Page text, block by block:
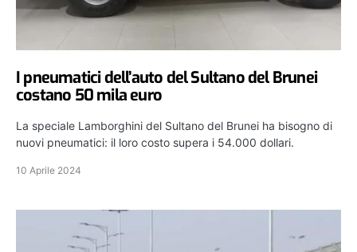
I pneumatici dell’auto del Sultano del Brunei
costano 50 mila euro
La speciale Lamborghini del Sultano del Brunei ha bisogno di
nuovi pneumatici: il loro costo supera i 54.000 dollari.
10 Aprile 2024